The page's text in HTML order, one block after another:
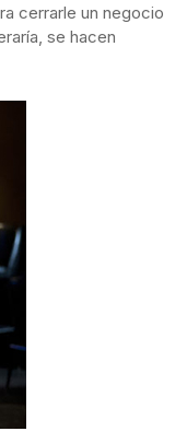
cerrarle un negocio
se hacen